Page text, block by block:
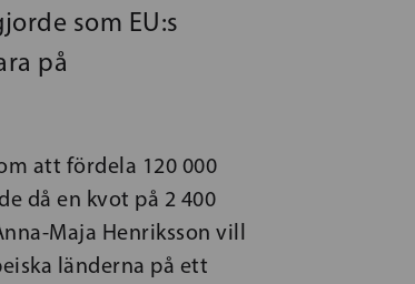
som EU:s
på
att fördela 120 000
då en kvot på 2 400
Maja Henriksson vill
länderna på ett